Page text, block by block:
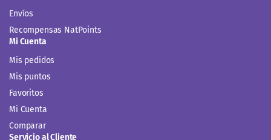
Envíos
Recompensas NatPoints
Mi Cuenta
Mis pedidos
Mis puntos
Favoritos
Mi Cuenta
Comparar
Servicio al Cliente